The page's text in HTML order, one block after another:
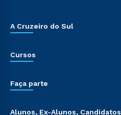
A Cruzeiro do Sul
Cursos
Faça parte
Alunos, Ex-Alunos, Candidatos